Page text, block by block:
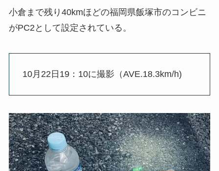
小倉まで残り40kmほどの福岡県飯塚市のコンビニ
がPC2として設定されている。
10月22日19：10に撮影（AVE.18.3km/h)